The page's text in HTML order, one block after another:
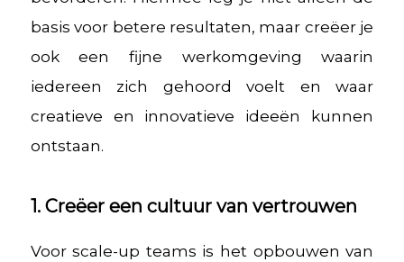
basis voor betere resultaten, maar creëer je
ook een fijne werkomgeving waarin
iedereen zich gehoord voelt en waar
creatieve en innovatieve ideeën kunnen
ontstaan.
1. Creëer een cultuur van vertrouwen
Voor scale-up teams is het opbouwen van